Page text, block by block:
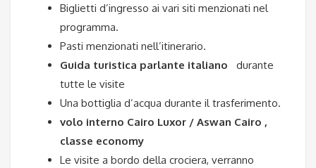
Biglietti d’ingresso ai vari siti menzionati nel
programma.
Pasti menzionati nell’itinerario.
Guida turistica parlante italiano durante
tutte le visite
Una bottiglia d’acqua durante il trasferimento.
volo interno Cairo Luxor / Aswan Cairo ,
classe economy
Le visite a bordo della crociera, verranno